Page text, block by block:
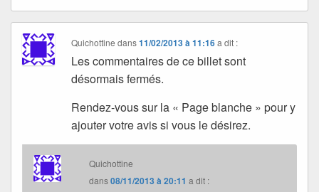
Quichottine dans11/02/2013 à 11:16 a dit :
Les commentaires de ce billet sont
désormais fermés.
Rendez-vous sur la « Page blanche » pour y
ajouter votre avis si vous le désirez.
Quichottine
dans08/11/2013 à 20:11 a dit :